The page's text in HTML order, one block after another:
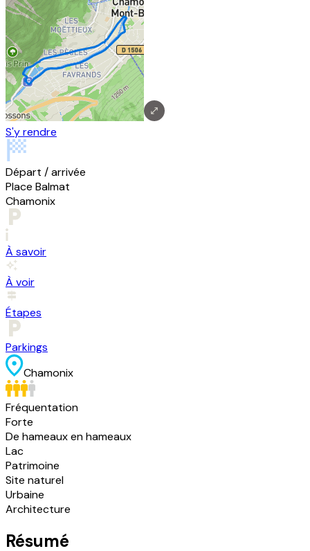
S'y rendre
Départ / arrivée
Place Balmat
Chamonix
À savoir
À voir
Étapes
Parkings
Chamonix
Fréquentation
Forte
De hameaux en hameaux
Lac
Patrimoine
Site naturel
Urbaine
Architecture
Résumé